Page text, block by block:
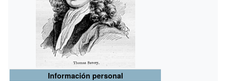
Información personal